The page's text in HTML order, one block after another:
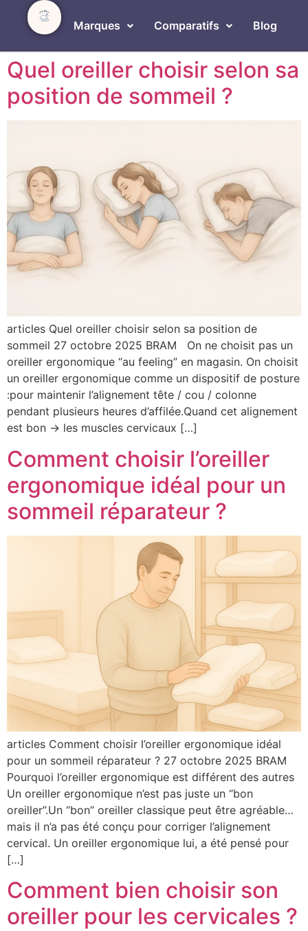
Marques Comparatifs Blog
Quel oreiller choisir selon sa
position de sommeil ?
articles Quel oreiller choisir selon sa position de
sommeil 27 octobre 2025 BRAM On ne choisit pas un
oreiller ergonomique “au feeling” en magasin. On choisit
un oreiller ergonomique comme un dispositif de posture
:pour maintenir l’alignement tête / cou / colonne
pendant plusieurs heures d’affilée.Quand cet alignement
est bon → les muscles cervicaux […]
Comment choisir l’oreiller
ergonomique idéal pour un
sommeil réparateur ?
articles Comment choisir l’oreiller ergonomique idéal
pour un sommeil réparateur ? 27 octobre 2025 BRAM
Pourquoi l’oreiller ergonomique est différent des autres
Un oreiller ergonomique n’est pas juste un “bon
oreiller”.Un “bon” oreiller classique peut être agréable…
mais il n’a pas été conçu pour corriger l’alignement
cervical. Un oreiller ergonomique lui, a été pensé pour
[…]
Comment bien choisir son
oreiller pour les cervicales ?